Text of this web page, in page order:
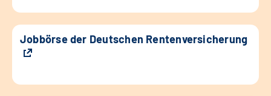
Jobbörse der Deutschen Rentenversicherung